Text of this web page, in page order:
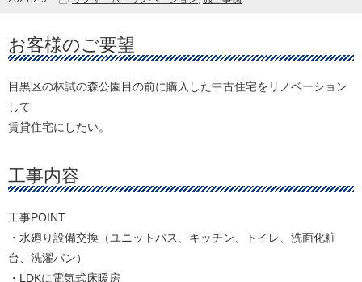
お客様のご要望
目黒区の林試の森公園目の前に購入した中古住宅をリノベーション
して
賃貸住宅にしたい。
工事内容
工事POINT
・水廻り設備交換（ユニットバス、キッチン、トイレ、洗面化粧
台、洗濯パン）
・LDKに電気式床暖房